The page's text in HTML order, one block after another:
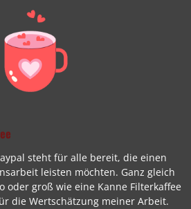
steht für alle bereit, die einen
leisten möchten. Ganz gleich
oder groß wie eine Kanne Filterkaffee
die Wertschätzung meiner Arbeit.